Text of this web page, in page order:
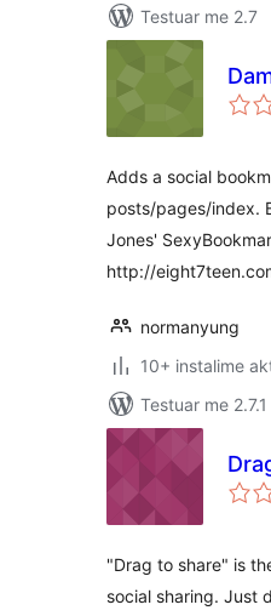
Testuar me 2.7
Adds a social
posts/pages/index.
Jones'
http://
normanyung
10+ instalime
Testuar me 2.7.1
"Drag to share" is
social sharing. Just